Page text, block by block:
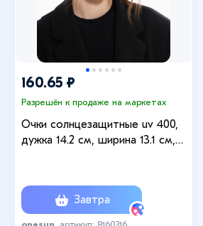
160.65 ₽
Разрешён к продаже на маркетах
Очки солнцезащитные uv 400,
дужка 14.2 см, ширина 13.1 см,
Завтра